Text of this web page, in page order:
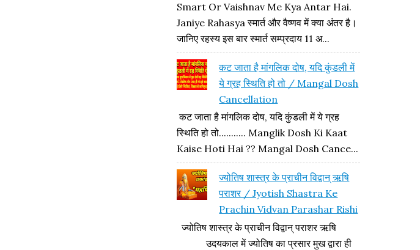
Smart Or Vaishnav Me Kya Antar Hai.
Janiye Rahasya स्मार्त और वैष्णव में क्या अंतर है।
जानिए रहस्य इस बार स्मार्त सम्प्रदाय 11 अ...
कट जाता है मांगलिक दोष, यदि कुंडली में
ये ग्रह स्थिति हो तो / Mangal Dosh
Cancellation
कट जाता है मांगलिक दोष, यदि कुंडली में ये ग्रह
स्थिति हो तो........... Manglik Dosh Ki Kaat
Kaise Hoti Hai ?? Mangal Dosh Cance...
ज्योतिष शास्त्र के प्राचीन विद्वान् ऋषि
पराशर / Jyotish Shastra Ke
Prachin Vidvan Parashar Rishi
ज्योतिष शास्त्र के प्राचीन विद्वान् पराशर ऋषि
उदयकाल में ज्योतिष का प्रसार मुख द्वारा ही